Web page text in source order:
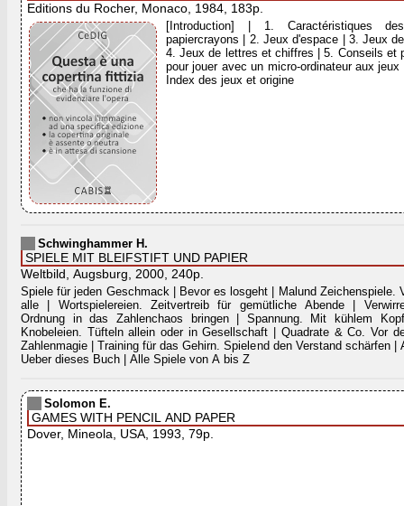
Editions du Rocher, Monaco, 1984, 183p.
[Introduction] | 1. Caractéristiques
papiercrayons | 2. Jeux d'espace | 3. Jeux
4. Jeux de lettres et chiffres | 5. Conseils et
pour jouer avec un micro-ordinateur aux
Index des jeux et origine
Schwinghammer H.
SPIELE MIT BLEIFSTIFT UND PAPIER
Weltbild, Augsburg, 2000, 240p.
Spiele für jeden Geschmack | Bevor es losgeht | Malund Zeichenspiele.
alle | Wortspielereien. Zeitvertreib für gemütliche Abende |
Ordnung in das Zahlenchaos bringen | Spannung. Mit kühlem
Knobeleien. Tüfteln allein oder in Gesellschaft | Quadrate & Co. Vor
Zahlenmagie | Training für das Gehirn. Spielend den Verstand schärfen |
Ueber dieses Buch | Alle Spiele von A bis Z
Solomon E.
GAMES WITH PENCIL AND PAPER
Dover, Mineola, USA, 1993, 79p.